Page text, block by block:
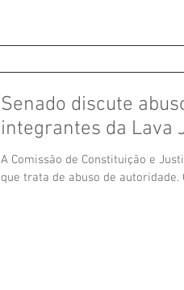
Senado discute
integrantes da Lava
A Comissão de Constituição e
que trata de abuso de autoridade.